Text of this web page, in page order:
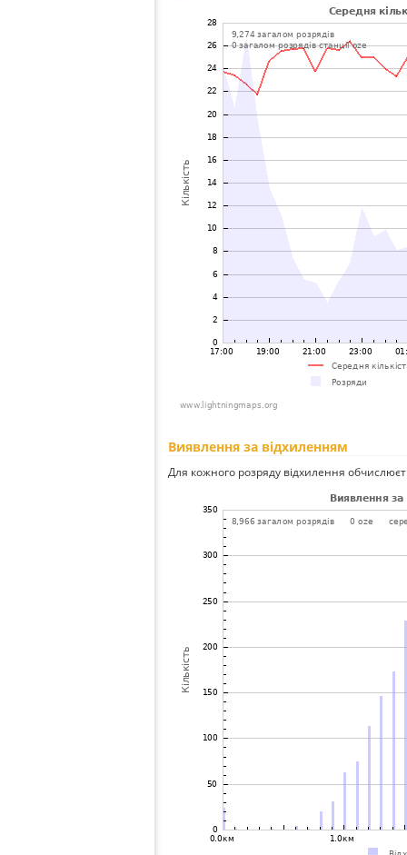
Виявлення за відхиленням
Для кожного розряду відхилення